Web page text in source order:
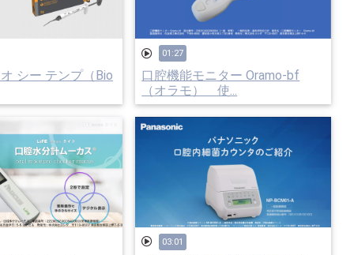
シー テンプ（Bio
01:27
口腔機能モニター Oramo-bf
（オラモ） 使...
03:01